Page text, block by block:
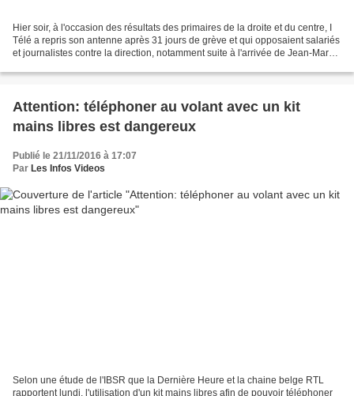
Hier soir, à l'occasion des résultats des primaires de la droite et du centre, I
Télé a repris son antenne après 31 jours de grève et qui opposaient salariés
et journalistes contre la direction, notamment suite à l'arrivée de Jean-Marc
Attention: téléphoner au volant avec un kit
mains libres est dangereux
Publié le 21/11/2016 à 17:07
Par Les Infos Videos
Selon une étude de l'IBSR que la Dernière Heure et la chaine belge RTL
rapportent lundi, l'utilisation d'un kit mains libres afin de pouvoir téléphoner